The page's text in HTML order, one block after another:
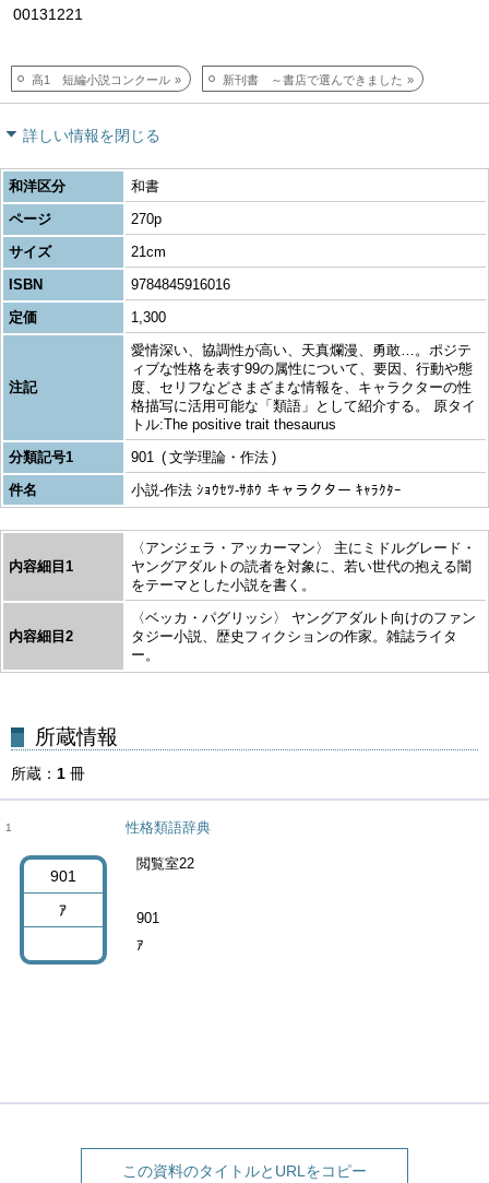
00131221
高1 短編小説コンクール 新刊書 ～書店で選んできました
詳しい情報を閉じる
和洋区分
和書
ページ
270p
サイズ
21cm
ISBN
9784845916016
定価
1,300
注記
愛情深い、協調性が高い、天真爛漫、勇敢…。ポジテ
ィブな性格を表す99の属性について、要因、行動や態
度、セリフなどさまざまな情報を、キャラクターの性
格描写に活用可能な「類語」として紹介する。 原タイ
トル:The positive trait thesaurus
分類記号1
901
文学理論・作法
件名
小説-作法 ｼｮｳｾﾂ-ｻﾎｳ キャラクター ｷｬﾗｸﾀｰ
内容細目1
〈アンジェラ・アッカーマン〉 主にミドルグレード・
ヤングアダルトの読者を対象に、若い世代の抱える闇
をテーマとした小説を書く。
内容細目2
〈ベッカ・パグリッシ〉 ヤングアダルト向けのファン
タジー小説、歴史フィクションの作家。雑誌ライタ
ー。
所蔵 1 冊
1
901
ｱ
性格類語辞典
閲覧室22
901
ｱ
この資料のタイトルとURLをコピー